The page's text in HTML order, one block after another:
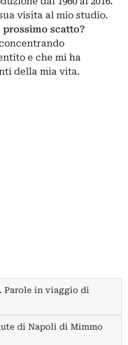
visita al mio studio.
prossimo scatto?
e che mi ha
della mia vita.
Parole in viaggio di
di Napoli di Mimmo